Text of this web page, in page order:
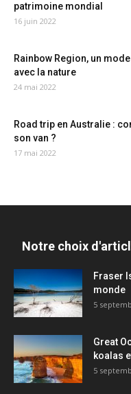
patrimoine mondial
16 juin 2022
Rainbow Region, un
avec la nature
24 mai 2022
Road trip en Australie :
son van ?
17 mai 2022
Notre choix
Fraser
monde
5
Great
koalas
5